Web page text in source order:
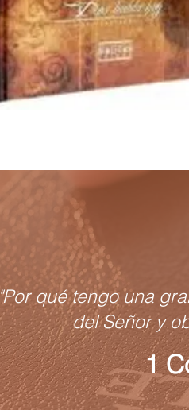
1
"Por qué tengo una
del Señor y